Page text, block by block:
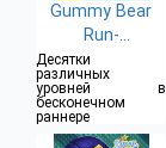
Gummy Bear
Run-
бесконечный
бег
Десятки
различных
уровней в
бесконечном
раннере